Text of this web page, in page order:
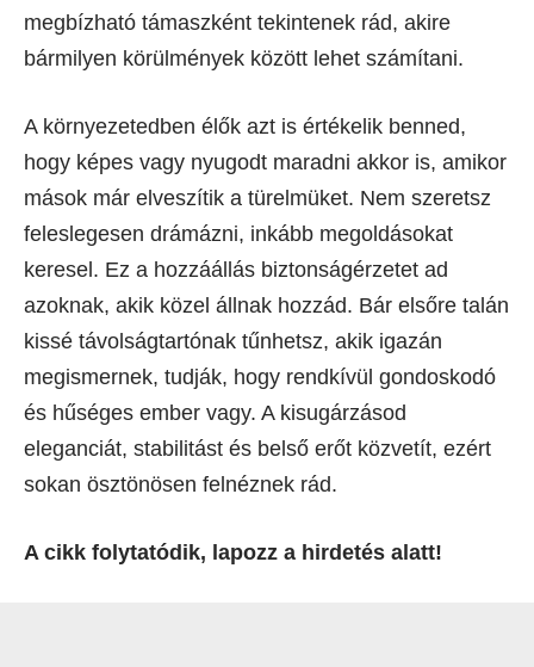
megbízható támaszként tekintenek rád, akire
bármilyen körülmények között lehet számítani.
A környezetedben élők azt is értékelik benned,
hogy képes vagy nyugodt maradni akkor is, amikor
mások már elveszítik a türelmüket. Nem szeretsz
feleslegesen drámázni, inkább megoldásokat
keresel. Ez a hozzáállás biztonságérzetet ad
azoknak, akik közel állnak hozzád. Bár elsőre talán
kissé távolságtartónak tűnhetsz, akik igazán
megismernek, tudják, hogy rendkívül gondoskodó
és hűséges ember vagy. A kisugárzásod
eleganciát, stabilitást és belső erőt közvetít, ezért
sokan ösztönösen felnéznek rád.
A cikk folytatódik, lapozz a hirdetés alatt!